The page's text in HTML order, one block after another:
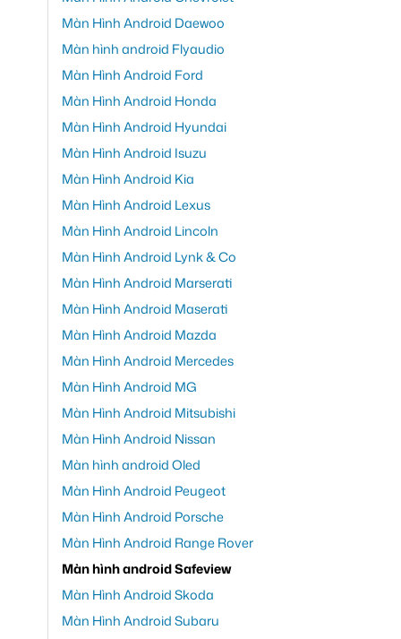
Màn Hình Android Daewoo
Màn hình android Flyaudio
Màn Hình Android Ford
Màn Hình Android Honda
Màn Hình Android Hyundai
Màn Hình Android Isuzu
Màn Hình Android Kia
Màn Hình Android Lexus
Màn Hình Android Lincoln
Màn Hình Android Lynk & Co
Màn Hình Android Marserati
Màn Hình Android Maserati
Màn Hình Android Mazda
Màn Hình Android Mercedes
Màn Hình Android MG
Màn Hình Android Mitsubishi
Màn Hình Android Nissan
Màn hình android Oled
Màn Hình Android Peugeot
Màn Hình Android Porsche
Màn Hình Android Range Rover
Màn hình android Safeview
Màn Hình Android Skoda
Màn Hình Android Subaru